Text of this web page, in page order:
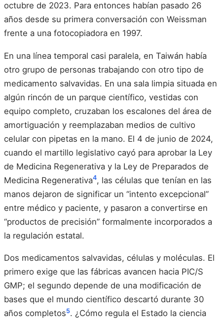
octubre de 2023. Para entonces habían pasado 26
años desde su primera conversación con Weissman
frente a una fotocopiadora en 1997.
En una línea temporal casi paralela, en Taiwán había
otro grupo de personas trabajando con otro tipo de
medicamento salvavidas. En una sala limpia situada en
algún rincón de un parque científico, vestidas con
equipo completo, cruzaban los escalones del área de
amortiguación y reemplazaban medios de cultivo
celular con pipetas en la mano. El 4 de junio de 2024,
cuando el martillo legislativo cayó para aprobar la Ley
de Medicina Regenerativa y la Ley de Preparados de
Medicina Regenerativa4, las células que tenían en las
manos dejaron de significar un “intento excepcional”
entre médico y paciente, y pasaron a convertirse en
“productos de precisión” formalmente incorporados a
la regulación estatal.
Dos medicamentos salvavidas, células y moléculas. El
primero exige que las fábricas avancen hacia PIC/S
GMP; el segundo depende de una modificación de
bases que el mundo científico descartó durante 30
años completos5. ¿Cómo regula el Estado la ciencia